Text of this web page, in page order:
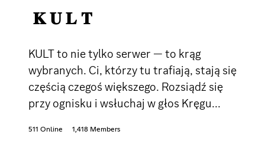
𝐊 𝐔 𝐋 𝐓
KULT to nie tylko serwer — to krąg
wybranych. Ci, którzy tu trafiają, stają się
częścią czegoś większego. Rozsiądź się
przy ognisku i wsłuchaj w głos Kręgu...
511 Online 1,418 Members